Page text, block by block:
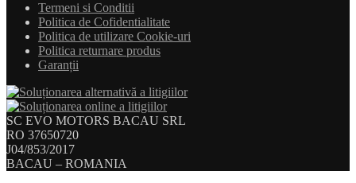
Termeni si Conditii
Politica de Cofidentialitate
Politica de utilizare Cookie-uri
Politica returnare produs
Garanții
SC EVO MOTORS BACAU SRL
RO 37650720
J04/853/2017
BACAU – ROMANIA